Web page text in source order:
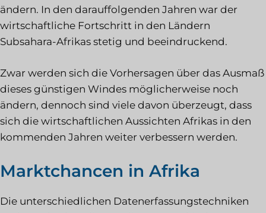
ändern. In den darauffolgenden Jahren war der
wirtschaftliche Fortschritt in den Ländern
Subsahara-Afrikas stetig und beeindruckend.
Zwar werden sich die Vorhersagen über das Ausmaß
dieses günstigen Windes möglicherweise noch
ändern, dennoch sind viele davon überzeugt, dass
sich die wirtschaftlichen Aussichten Afrikas in den
kommenden Jahren weiter verbessern werden.
Marktchancen in Afrika
Die unterschiedlichen Datenerfassungstechniken